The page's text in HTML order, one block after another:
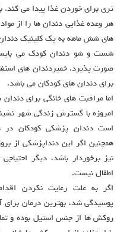
تری برای خوردن غذا پیدا می
هر وعده غذایی دندان ها را از
های شش ماهه به یک کلینیک
شست و شو دندان کودک می
صورت پذیرد. خمیردندان های
برای دندان های کودکان می باشد.
اما مراقبت های خانگی برای
امروزه با گسترش زندگی شهر
است دندان پزشکی کودکان در
همچنین اگر این دنداپزشکی از
نیز برخوردار باشد، دیگر
اطفال نیست.
اگر به علت رعایت نکردن
پوسیدگی شد، بهترین درمان
روکش ها از جنس استیل بوده و